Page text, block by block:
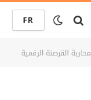
FR
القرصنة الرقمية